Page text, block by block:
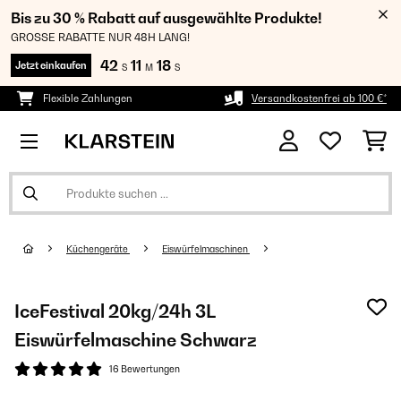
Bis zu 30 % Rabatt auf ausgewählte Produkte!
GROSSE RABATTE NUR 48H LANG!
Jetzt einkaufen 42 S 11 M 18 S
Flexible Zahlungen Versandkostenfrei ab 100 €*
Küchengeräte Eiswürfelmaschinen
IceFestival 20kg/24h 3L
Eiswürfelmaschine Schwarz
16 Bewertungen